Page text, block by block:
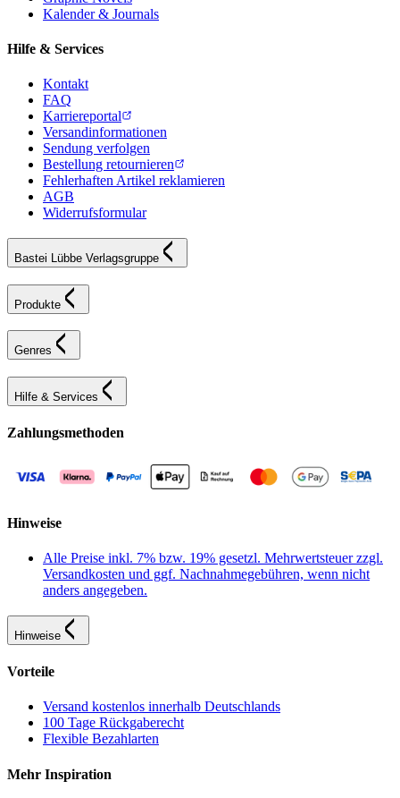
Kalender & Journals
Hilfe & Services
Kontakt
FAQ
Karriereportal
Versandinformationen
Sendung verfolgen
Bestellung retournieren
Fehlerhaften Artikel reklamieren
AGB
Widerrufsformular
Bastei Lübbe Verlagsgruppe
Produkte
Genres
Hilfe & Services
Zahlungsmethoden
Hinweise
Alle Preise inkl. 7% bzw. 19% gesetzl. Mehrwertsteuer zzgl.
Versandkosten und ggf. Nachnahmegebühren, wenn nicht
anders angegeben.
Hinweise
Vorteile
Versand kostenlos innerhalb Deutschlands
100 Tage Rückgaberecht
Flexible Bezahlarten
Mehr Inspiration